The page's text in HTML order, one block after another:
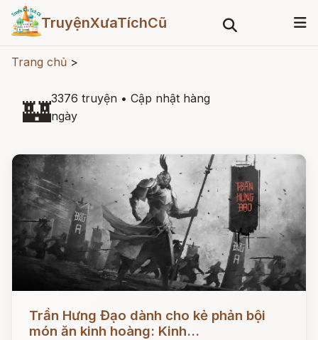
TruyệnXưaTíchCũ
Trang chủ >
🏰3376 truyện • Cập nhật hàng
ngày
Đọc ngay
Trần Hưng Đạo dành cho kẻ phản bội
món ăn kinh hoàng: Kinh...